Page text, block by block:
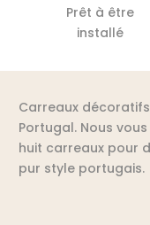
Prêt à être
installé
Carreaux
Portugal. Nous
huit carreaux pour
pur style portugais.